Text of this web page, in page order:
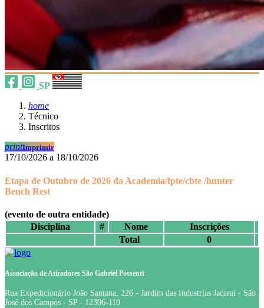
SP
home
Técnico
Inscritos
printImprimir
17/10/2026 a 18/10/2026
Etapa de Outubro de 2026 da Academia/fpte/cbte /hunter
Bench Rest
(evento de outra entidade)
Disciplina
# Nome
Inscrições
Total
0
Associação de Atiradores São Gabriel Possenti
Rua Expedicionário João Santana, 226 - Jardim das Industrias Jacaraí - São
José dos Campos - SP - 12306-110